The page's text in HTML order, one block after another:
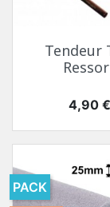
Tendeur
Prix
4,90 €
PACK